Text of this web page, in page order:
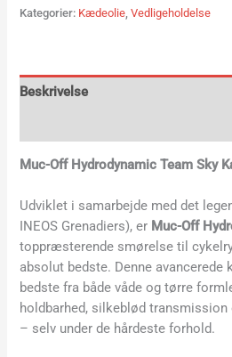
Kategorier: Kædeolie ,Vedligeholdelse
Beskrivelse
Muc-Off Hydrodynamic Team Sky
Udviklet i samarbejde med det
INEOS Grenadiers), er Muc-Off
toppræsterende smørelse til
absolut bedste. Denne
bedste fra både våde og tørre
holdbarhed, silkeblød
– selv under de hårdeste forhold.